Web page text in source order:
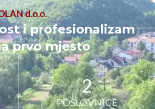
d.o.o.
i profesionalizam
prvo mjesto
2
POSLOVNICE